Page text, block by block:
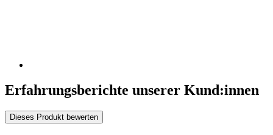
Erfahrungsberichte unserer Kund:innen
Dieses Produkt bewerten